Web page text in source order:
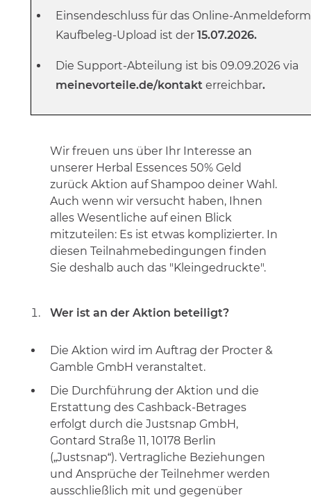
Einsendeschluss für das Online-
Kaufbeleg-Upload ist der15.07.2026.
Die Support-Abteilung ist bis 09.09.2026 via
meinevorteile.de/kontakterreichbar.
Wir freuen uns über Ihr Interesse an
unserer Herbal Essences 50% Geld
zurück Aktion auf Shampoo deiner Wahl.
Auch wenn wir versucht haben, Ihnen
alles Wesentliche auf einen Blick
mitzuteilen: Es ist etwas komplizierter. In
diesen Teilnahmebedingungen finden
Sie deshalb auch das "Kleingedruckte".
Wer ist an der Aktion beteiligt?
Die Aktion wird im Auftrag der Procter &
Gamble GmbH veranstaltet.
Die Durchführung der Aktion und die
Erstattung des Cashback-Betrages
erfolgt durch die Justsnap GmbH,
Gontard Straße 11, 10178 Berlin
(„Justsnap“). Vertragliche Beziehungen
und Ansprüche der Teilnehmer werden
ausschließlich mit und gegenüber